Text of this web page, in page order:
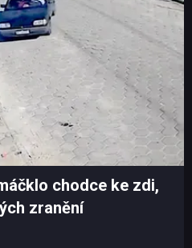
chodce ke zdi,
zranění